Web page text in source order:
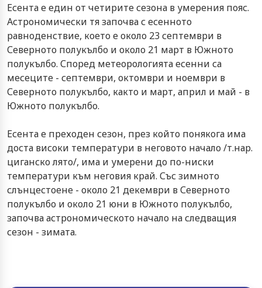
Есента е един от четирите сезона в умерения пояс.
Астрономически тя започва с есенното
равноденствие, което е около 23 септември в
Северното полукълбо и около 21 март в Южното
полукълбо. Според метеорологията есенни са
месеците - септември, октомври и ноември в
Северното полукълбо, както и март, април и май - в
Южното полукълбо.
Есента е преходен сезон, през който понякога има
доста високи температури в неговото начало /т.нар.
циганско лято/, има и умерени до по-ниски
температури към неговия край. Със зимното
слънцестоене - около 21 декември в Северното
полукълбо и около 21 юни в Южното полукълбо,
започва астрономическото начало на следващия
сезон - зимата.